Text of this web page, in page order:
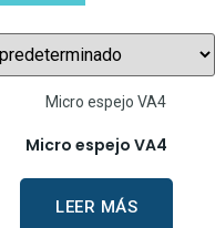
Micro espejo VA4
LEER MÁS